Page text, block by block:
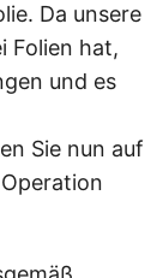
Da unsere
Folien hat,
und es
Sie nun auf